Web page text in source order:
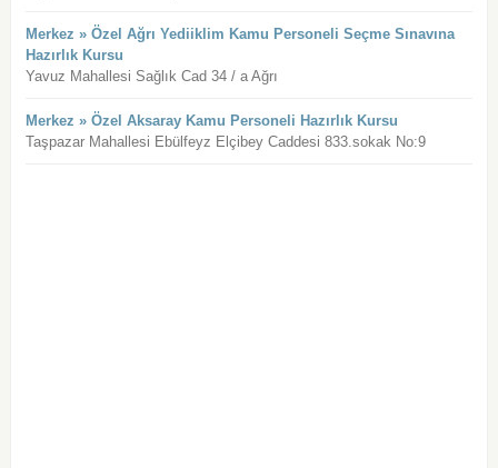
Merkez » Özel Ağrı Yediiklim Kamu Personeli Seçme Sınavına
Hazırlık Kursu
Yavuz Mahallesi Sağlık Cad 34 / a Ağrı
Merkez » Özel Aksaray Kamu Personeli Hazırlık Kursu
Taşpazar Mahallesi Ebülfeyz Elçibey Caddesi 833.sokak No:9